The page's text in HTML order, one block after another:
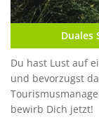
Duales
Du hast Lust auf
und bevorzugst
bewirb Dich jetzt!